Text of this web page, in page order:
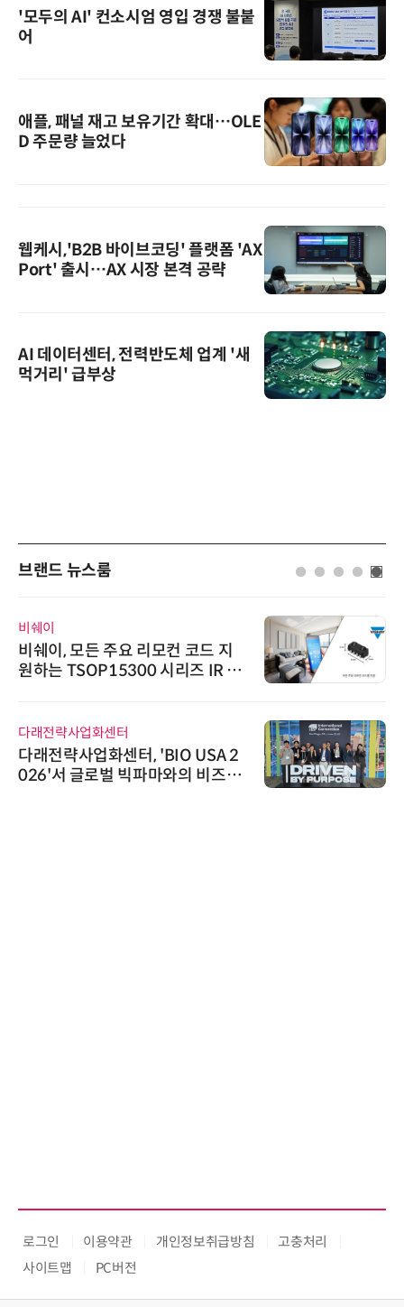
'모두의 AI' 컨소시엄 영입 경쟁 불붙
어
애플, 패널 재고 보유기간 확대…OLE
D 주문량 늘었다
웹케시,'B2B 바이브코딩' 플랫폼 'AX
Port' 출시…AX 시장 본격 공략
AI 데이터센터, 전력반도체 업계 '새
먹거리' 급부상
브랜드 뉴스룸
비쉐이
비쉐이, 모든 주요 리모컨 코드 지
원하는 TSOP15300 시리즈 IR 수
다래전략사업화센터
다래전략사업화센터, 'BIO USA 2
026'서 글로벌 빅파마와의 비즈니
로그인 이용약관 개인정보취급방침
고충처리
사이트맵
PC버전